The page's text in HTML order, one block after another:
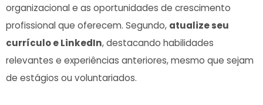
organizacional e as oportunidades de crescimento
profissional que oferecem. Segundo, atualize seu
currículo e LinkedIn, destacando habilidades
relevantes e experiências anteriores, mesmo ​que sejam
de estágios​ ou voluntariados.